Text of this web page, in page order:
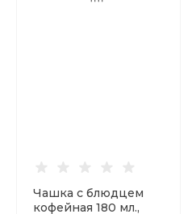
Чашка с блюдцем
кофейная 180 мл.,